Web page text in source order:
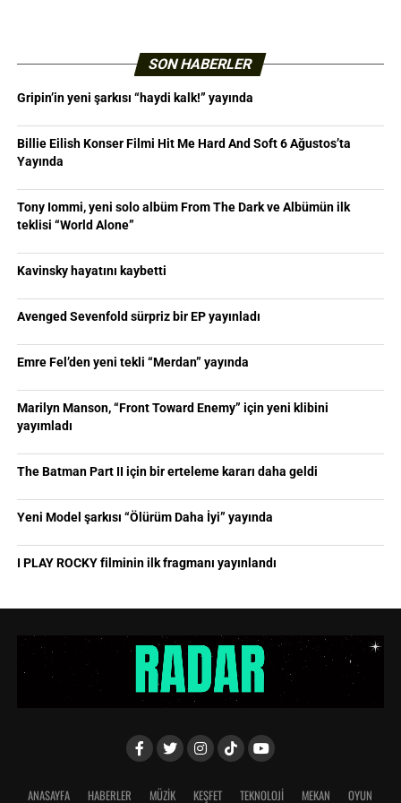
SON HABERLER
Gripin’in yeni şarkısı “haydi kalk!” yayında
Billie Eilish Konser Filmi Hit Me Hard And Soft 6 Ağustos’ta
Yayında
Tony Iommi, yeni solo albüm From The Dark ve Albümün ilk
teklisi “World Alone”
Kavinsky hayatını kaybetti
Avenged Sevenfold sürpriz bir EP yayınladı
Emre Fel’den yeni tekli “Merdan” yayında
Marilyn Manson, “Front Toward Enemy” için yeni klibini
yayımladı
The Batman Part II için bir erteleme kararı daha geldi
Yeni Model şarkısı “Ölürüm Daha İyi” yayında
I PLAY ROCKY filminin ilk fragmanı yayınlandı
ANASAYFA HABERLER MÜZİK KEŞFET TEKNOLOJİ MEKAN OYUN